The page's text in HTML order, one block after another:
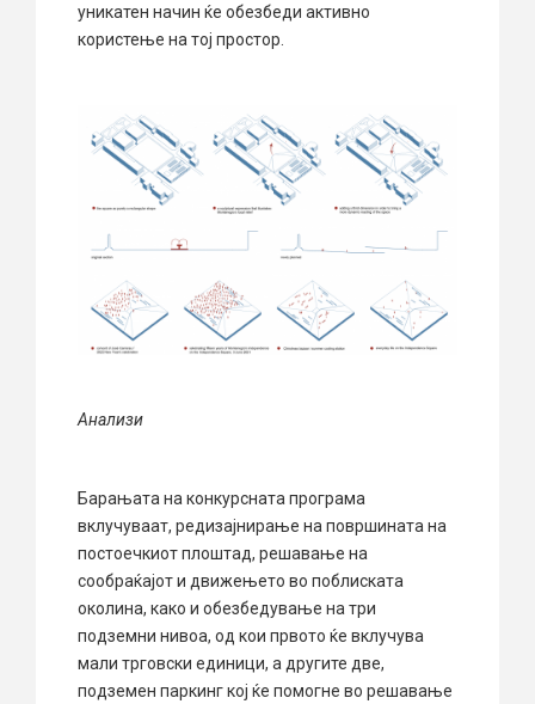
уникатен начин ќе обезбеди активно
користење на тој простор.
Анализи
Барањата на конкурсната програма
вклучуваат, редизајнирање на површината на
постоечкиот плоштад, решавање на
сообраќајот и движењето во поблиската
околина, како и обезбедување на три
подземни нивоа, од кои првото ќе вклучува
мали трговски единици, а другите две,
подземен паркинг кој ќе помогне во решавање